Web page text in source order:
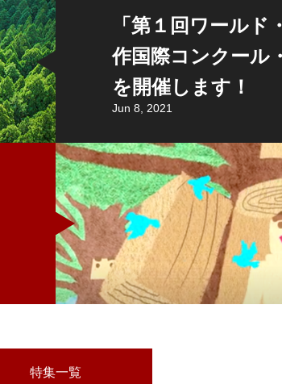
「第１回ワールド
作国際コンクール
を開催します！
Jun 8, 2021
特集一覧